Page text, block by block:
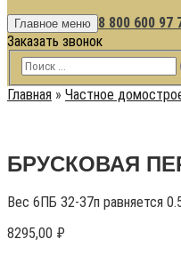
Главное меню 8 800 600 97
Заказать звонок
Главная » Частное
БРУСКОВАЯ
Вес 6ПБ 32-37п равняется
8295,00 ₽